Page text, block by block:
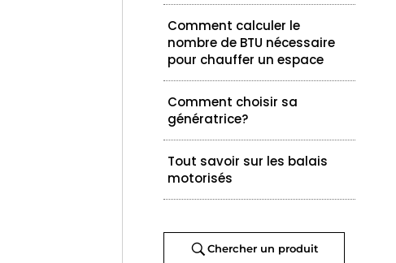
Comment calculer le
nombre de BTU nécessaire
pour chauffer un espace
Comment choisir sa
génératrice?
Tout savoir sur les balais
motorisés
Chercher un produit